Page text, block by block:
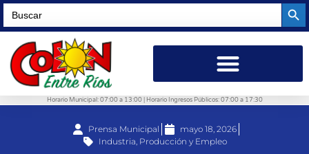
Search
for:
Horario Municipal: 07:00 a 13:00 | Horario Ingresos Públicos: 07:00 a 17:30
Prensa Municipal
mayo 18, 2026
Industria, Producción y Empleo